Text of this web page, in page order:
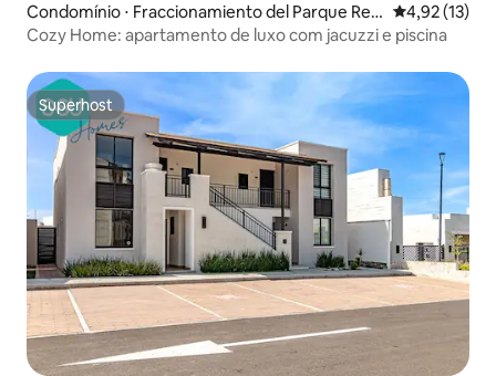
Condomínio ⋅ Fraccionamiento del Parque Resi
dencial
4,92 de uma
4,92 (13)
Cozy Home: apartamento de luxo com jacuzzi e piscina
Superhost
Superhost